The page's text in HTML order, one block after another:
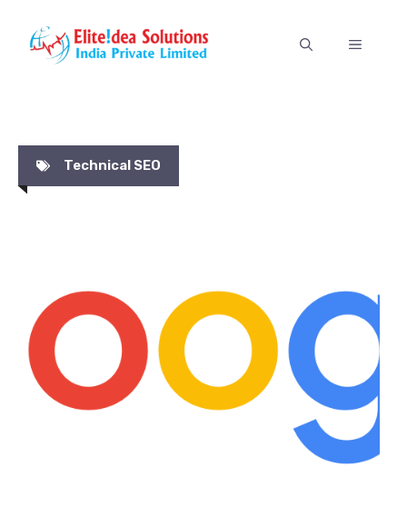
content
MENU
Technical SEO